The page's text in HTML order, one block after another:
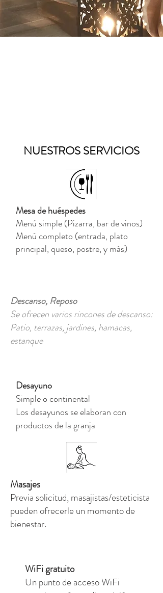
NUESTROS SERVICIOS
Mesa de huéspedes
Menú simple (Pizarra, bar de vinos)
Menú completo (entrada, plato
principal, queso, postre, y más)
Descanso, Reposo
Se ofrecen varios rincones de descanso:
Patio, terrazas, jardines, hamacas,
estanque
Desayuno
Simple o continental
Los desayunos se elaboran con
productos de la granja
Masajes
Previa solicitud, masajistas/esteticista
pueden ofrecerle un momento de
bienestar.
WiFi gratuito
Un punto de acceso WiFi